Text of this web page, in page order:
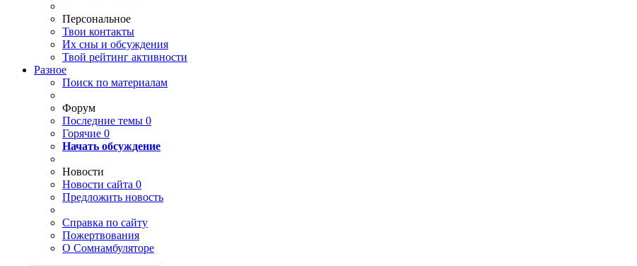
Персональное
Твои контакты
Их сны и обсуждения
Твой рейтинг активности
Разное
Поиск по материалам
Форум
Последние темы 0
Горячие 0
Начать обсуждение
Новости
Новости сайта 0
Предложить новость
Справка по сайту
Пожертвования
О Сомнамбуляторе